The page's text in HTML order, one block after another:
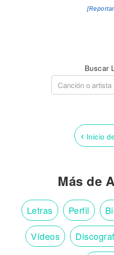
Buscar
‹ Inicio
Más de
Letras Perfil
Vídeos